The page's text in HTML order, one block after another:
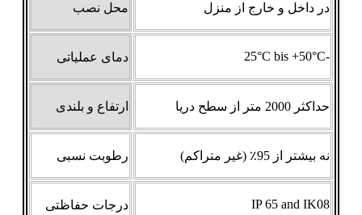
در داخل و خارج از منزل محل نصب
-25°C bis +50°C دمای عملیاتی
حداکثر 2000 متر از سطح دریا ارتفاع و بلندی
نه بیشتر از 95٪ (غیر متراکم) رطوبت نسبی
IP 65 and IK08 درجات حفاظتی